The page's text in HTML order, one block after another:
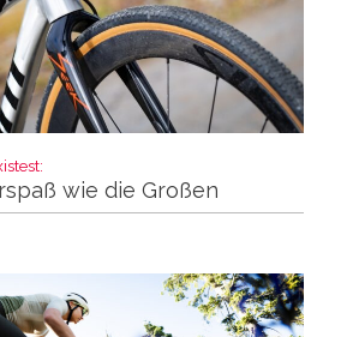
wie die Großen